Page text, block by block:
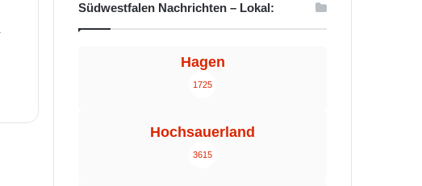
Südwestfalen Nachrichten – Lokal:
Hagen
1725
Hochsauerland
3615